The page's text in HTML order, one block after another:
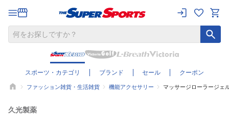
スポーツ・カテゴリ ブランド セール クーポン
ファッション雑貨・生活雑貨 機能アクセサリー マッサージローラージェ
久光製薬